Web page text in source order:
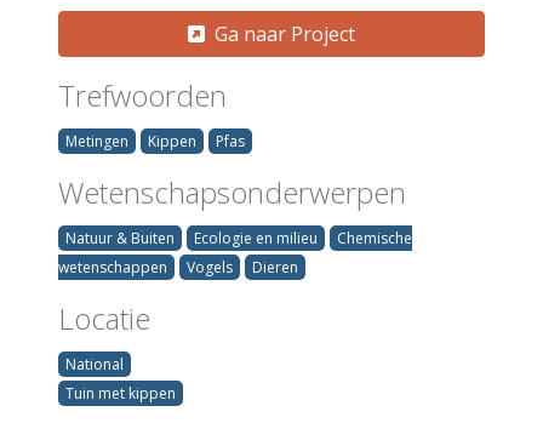
Ga naar Project
Trefwoorden
Metingen Kippen Pfas
Wetenschapsonderwerpen
Natuur & Buiten Ecologie en milieu
Chemische
wetenschappen
Vogels Dieren
Locatie
National
Tuin met kippen